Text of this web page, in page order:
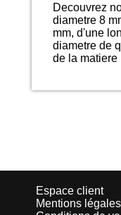
Decouvrez
diametre 8
mm, d'une
diametre de
de la
Espace client
Mentions légales